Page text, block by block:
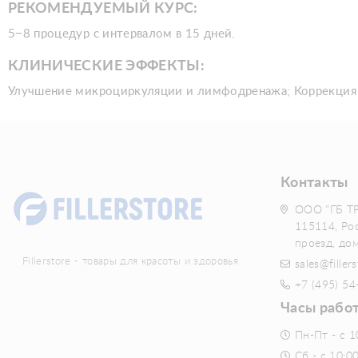
РЕКОМЕНДУЕМЫЙ КУРС:
5−8 процедур с интервалом в 15 дней.
КЛИНИЧЕСКИЕ ЭФФЕКТЫ:
Улучшение микроциркуляции и лимфодренажа;
Fillerstore - товары для красоты и здоровья
Контакты
ООО "ГБ
115114,
проезд,
+7 (495)
Часы
Пн-Пт - с